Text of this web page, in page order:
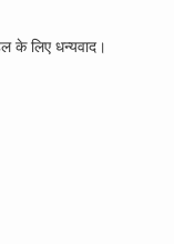
के लिए धन्यवाद।